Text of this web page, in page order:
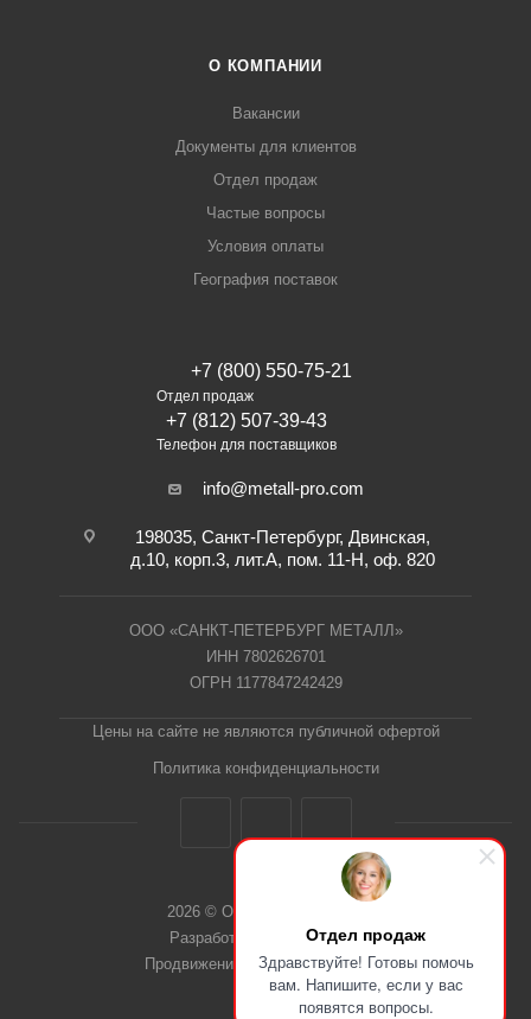
Отдел продаж
Здравствуйте! Готовы помочь
вам. Напишите, если у вас
появятся вопросы.
О КОМПАНИИ
Вакансии
Документы для клиентов
Отдел продаж
Частые вопросы
Условия оплаты
География поставок
+7 (800) 550-75-21
Отдел продаж
+7 (812) 507-39-43
Телефон для поставщиков
info@metall-pro.com
198035, Санкт-Петербург, Двинская,
д.10, корп.3, лит.А, пом. 11-Н, оф. 820
ООО «САНКТ-ПЕТЕРБУРГ МЕТАЛЛ»
ИНН 7802626701
ОГРН 1177847242429
Цены на сайте не являются публичной офертой
Политика конфиденциальности
2026 © ООО "СПб Металл"
Разработка сайта Dieztech
Продвижение сайта — Веб-Центр